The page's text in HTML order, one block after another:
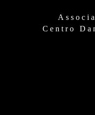
Centro